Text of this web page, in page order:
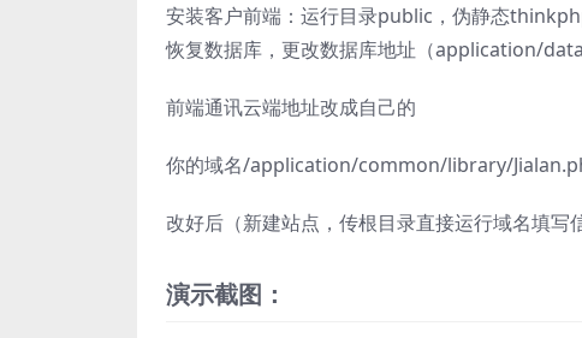
安装客户前端：运行目录public，伪静态
恢复数据库，更改数据库地址（application/
前端通讯云端地址改成自己的
你的域名/application/common/library/
改好后（新建站点，传根目录直接运行域名填写
演示截图：